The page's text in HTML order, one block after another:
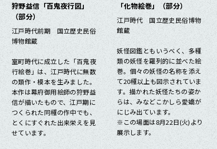
狩野益信「百鬼夜行図」
（部分）
江戸時代前期 国立歴史民俗
博物館蔵
室町時代に成立した「百鬼夜
行絵巻」は、江戸時代に無数
の類作・模本を生みました。
本作は幕府御用絵師の狩野益
信が描いたもので、江戸期に
つくられた同種の作中でも、
とくにすぐれた出来栄えを見
せています。
「化物絵巻」（部分）
江戸時代 国立歴史民俗博物
館蔵
妖怪図鑑ともいうべく、多種
類の妖怪を羅列的に並べた絵
巻。個々の妖怪の名称を添え
て20種以上も図示されていま
す。描かれた妖怪たちの姿か
らは、みなどこかしら愛嬌が
にじみ出ています。
※この場面は8月22日(火)より
展示します。